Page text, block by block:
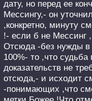
дату, но перед ее
Мессингу,- он
,конкретно, минуту
!- если б не Мессинг
Отсюда -без нужды в
100%- то ,что
доказательств не
отсюда,- и исходит
-понимающих ,что